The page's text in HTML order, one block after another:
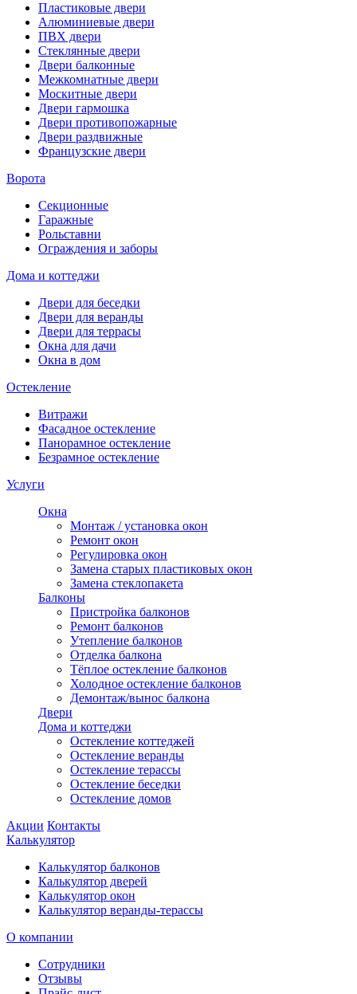
Пластиковые двери
Алюминиевые двери
ПВХ двери
Стеклянные двери
Двери балконные
Межкомнатные двери
Москитные двери
Двери гармошка
Двери противопожарные
Двери раздвижные
Французские двери
Ворота
Секционные
Гаражные
Рольставни
Ограждения и заборы
Дома и коттеджи
Двери для беседки
Двери для веранды
Двери для террасы
Окна для дачи
Окна в дом
Остекление
Витражи
Фасадное остекление
Панорамное остекление
Безрамное остекление
Услуги
Окна
Монтаж / установка окон
Ремонт окон
Регулировка окон
Замена старых пластиковых окон
Замена стеклопакета
Балконы
Пристройка балконов
Ремонт балконов
Утепление балконов
Отделка балкона
Тёплое остекление балконов
Холодное остекление балконов
Демонтаж/вынос балкона
Двери
Дома и коттеджи
Остекление коттеджей
Остекление веранды
Остекление терассы
Остекление беседки
Остекление домов
Акции Контакты
Калькулятор
Калькулятор балконов
Калькулятор дверей
Калькулятор окон
Калькулятор веранды-терассы
О компании
Сотрудники
Отзывы